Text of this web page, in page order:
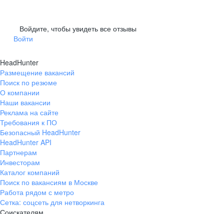
Войдите, чтобы увидеть все отзывы
Войти
HeadHunter
Размещение вакансий
Поиск по резюме
О компании
Наши вакансии
Реклама на сайте
Требования к ПО
Безопасный HeadHunter
HeadHunter API
Партнерам
Инвесторам
Каталог компаний
Поиск по вакансиям в Москве
Работа рядом с метро
Сетка: соцсеть для нетворкинга
Соискателям